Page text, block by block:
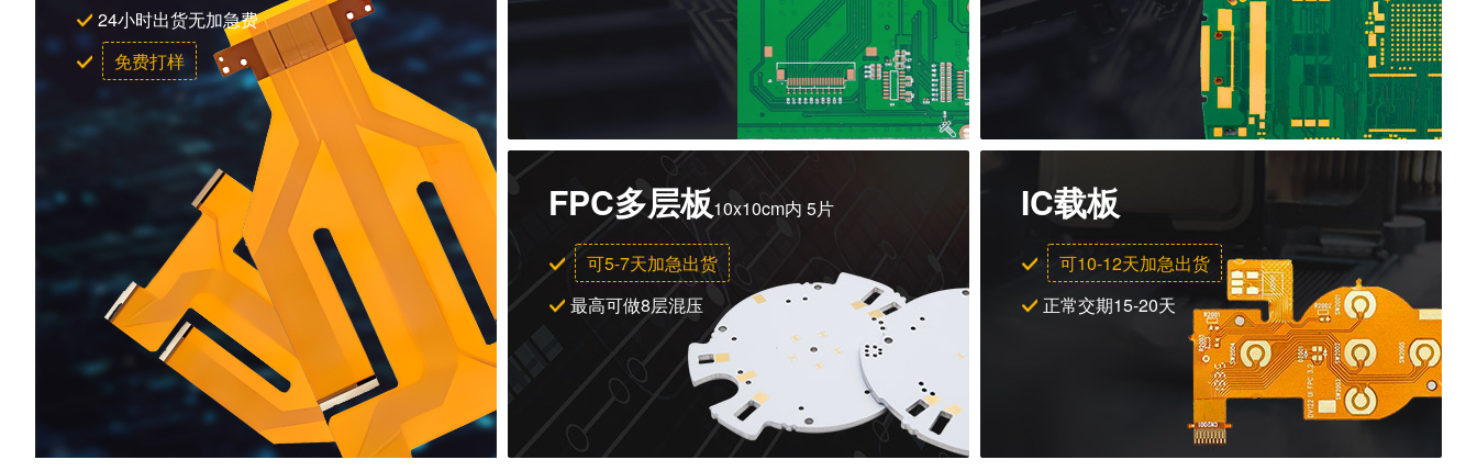
24小时出货无加急费
免费打样
FPC多层板10x10cm内 5片
可5-7天加急出货
最高可做8层混压
IC载板
可10-12天加急出货
正常交期15-20天